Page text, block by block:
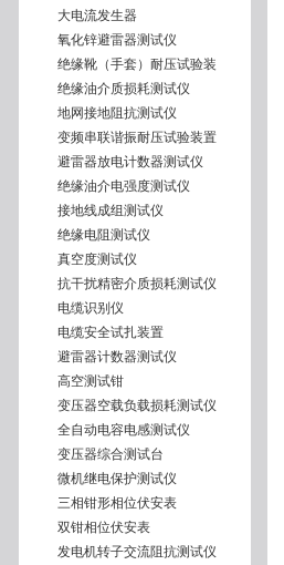
大电流发生器
氧化锌避雷器测试仪
绝缘靴（手套）耐压试验装
绝缘油介质损耗测试仪
地网接地阻抗测试仪
变频串联谐振耐压试验装置
避雷器放电计数器测试仪
绝缘油介电强度测试仪
接地线成组测试仪
绝缘电阻测试仪
真空度测试仪
抗干扰精密介质损耗测试仪
电缆识别仪
电缆安全试扎装置
避雷器计数器测试仪
高空测试钳
变压器空载负载损耗测试仪
全自动电容电感测试仪
变压器综合测试台
微机继电保护测试仪
三相钳形相位伏安表
双钳相位伏安表
发电机转子交流阻抗测试仪